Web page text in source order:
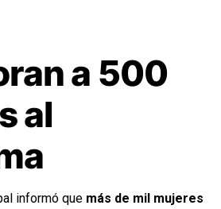
a 500
al
informó que más de mil mujeres